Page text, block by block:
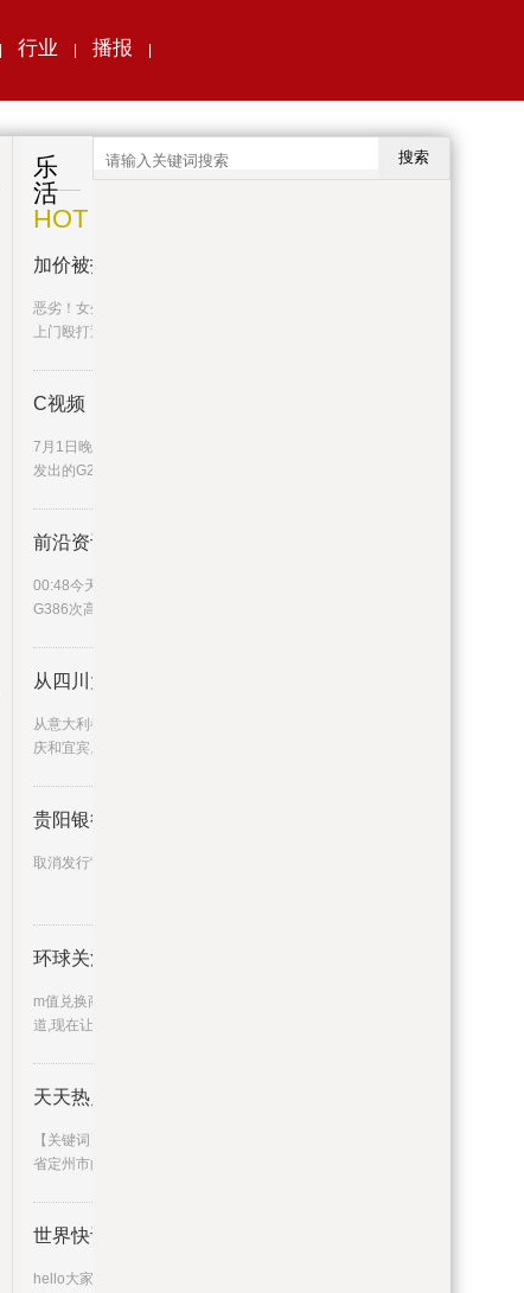
行业 播报
搜索
乐
活
HOT
加价被拒，司机上门殴打母女：“
恶劣！女生拒绝中途加价被扔别处后又遭司机
上门殴打近日，19岁湖南女孩
C视频丨香港坐高铁抵蓉旅客：这
7月1日晚，伴着微热的暑气，从香港西九龙站
发出的G2964次动车抵达成都
前沿资讯!视频｜“文化济宁”高
00:48今天上午7时26分，“文化济宁”冠名的
G386次高铁列车准时从高铁济
从四川大学出发！“蓉火”开启成
从意大利都灵到北京，再到哈尔滨、深圳、重
庆和宜宾。一站站充满活力的
贵阳银行：取消发行“23贵阳银行
取消发行“23贵阳银行CD103”
环球关注：m值兑换商城_m值兑换
m值兑换商城，m值兑换礼品这个很多人还不知
道,现在让我们一起来看看吧
天天热点评！紧握人生出彩机会
【关键词】高考【事件】今年高考期间，河北
省定州市的环卫工人任红娟，
世界快讯:穿越火线道具城道聚城
hello大家好，我是大学网网小航来为大家解答